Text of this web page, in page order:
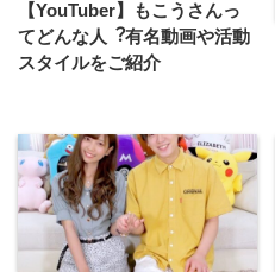
【YouTuber】もこうさんっ
てどんな⼈︖有名動画や活動
スタイルをご紹介